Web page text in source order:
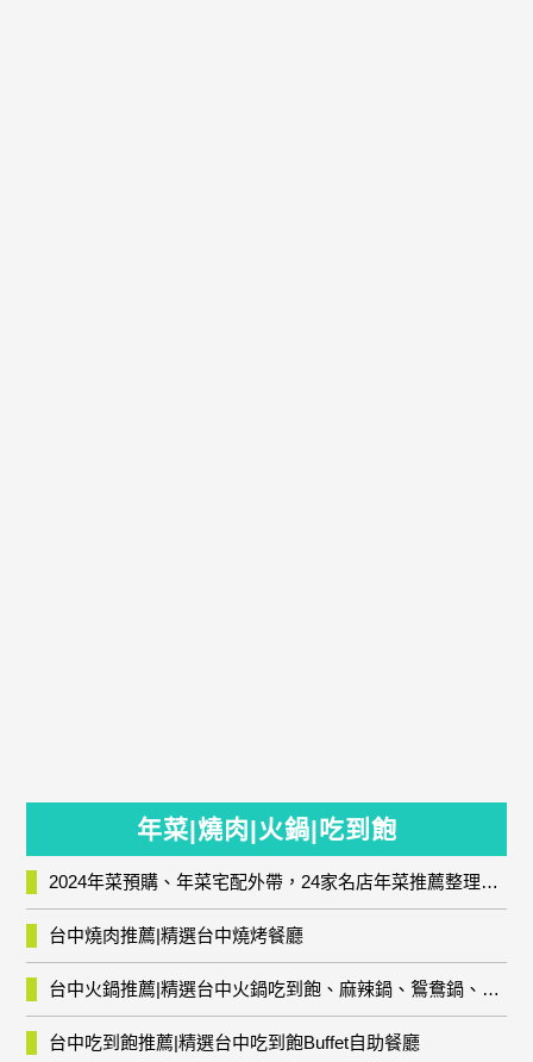
年菜|燒肉|火鍋|吃到飽
2024年菜預購、年菜宅配外帶，24家名店年菜推薦整理，圍爐輕鬆上菜團圓趣
台中燒肉推薦|精選台中燒烤餐廳
台中火鍋推薦|精選台中火鍋吃到飽、麻辣鍋、鴛鴦鍋、石頭火鍋、酸菜白肉鍋、海鮮鍋、燒酒雞、麻油雞、壽喜燒等熱門人氣火鍋店!
台中吃到飽推薦|精選台中吃到飽Buffet自助餐廳